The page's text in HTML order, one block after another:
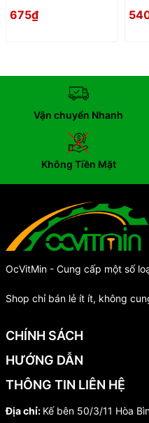
Dau Dep Mong
675₫
Dau
Vận chuyển Nhanh
Không Tiền Mặt
OcVitMin - Cung cấp một số
Shop chỉ bán lẻ ít ít, không
CHÍNH SÁCH
HƯỚNG DẪN
THÔNG TIN LIÊN HỆ
Địa chỉ: Kế bên 50/3/11 Hòa